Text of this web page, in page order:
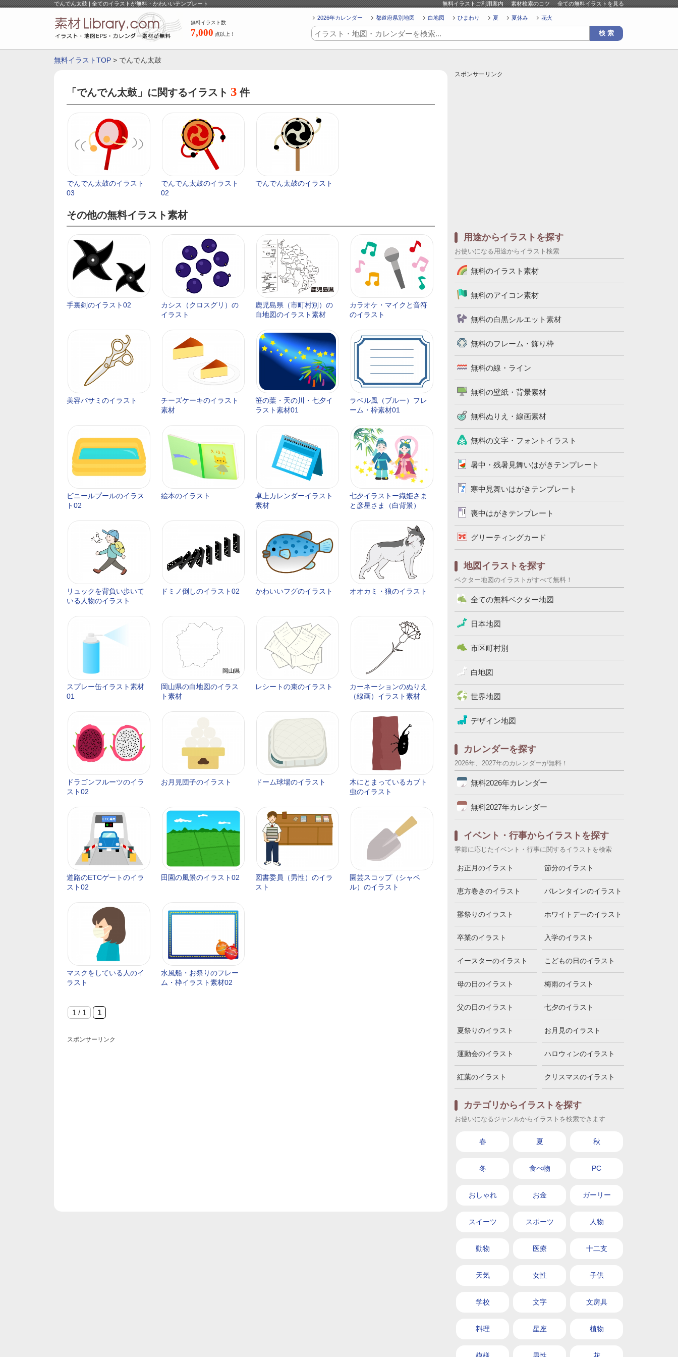
でんでん太鼓 | 全てのイラストが無料・かわいいテンプレート 無料イラストご利用案内 素材検索のコツ 全ての無料イラストを見る
無料イラスト数
7,000 点以上！
2026年カレンダー 都道府県別地図 白地図 ひまわり 夏 夏休み 花火
無料イラストTOP > でんでん太鼓
「でんでん太鼓」に関するイラスト 3 件
でんでん太鼓のイラスト
03
でんでん太鼓のイラスト
02
でんでん太鼓のイラスト
その他の無料イラスト素材
手裏剣のイラスト02
カシス（クロスグリ）の
イラスト
鹿児島県（市町村別）の
白地図のイラスト素材
カラオケ・マイクと音符
のイラスト
美容バサミのイラスト
チーズケーキのイラスト
素材
笹の葉・天の川・七夕イ
ラスト素材01
ラベル風（ブルー）フレ
ーム・枠素材01
ビニールプールのイラス
ト02
絵本のイラスト
卓上カレンダーイラスト
素材
七夕イラストー織姫さま
と彦星さま（白背景）
リュックを背負い歩いて
いる人物のイラスト
ドミノ倒しのイラスト02 かわいいフグのイラスト オオカミ・狼のイラスト
スプレー缶イラスト素材
01
岡山県の白地図のイラス
ト素材
レシートの束のイラスト
カーネーションのぬりえ
（線画）イラスト素材
ドラゴンフルーツのイラ
スト02
お月見団子のイラスト ドーム球場のイラスト
木にとまっているカブト
虫のイラスト
道路のETCゲートのイラ
スト02
田園の風景のイラスト02
図書委員（男性）のイラ
スト
園芸スコップ（シャベ
ル）のイラスト
マスクをしている人のイ
ラスト
水風船・お祭りのフレー
ム・枠イラスト素材02
1 / 1 1
スポンサーリンク
スポンサーリンク
用途からイラストを探す
お使いになる用途からイラスト検索
無料のイラスト素材
無料のアイコン素材
無料の白黒シルエット素材
無料のフレーム・飾り枠
無料の線・ライン
無料の壁紙・背景素材
無料ぬりえ・線画素材
無料の文字・フォントイラスト
暑中・残暑見舞いはがきテンプレート
寒中見舞いはがきテンプレート
喪中はがきテンプレート
グリーティングカード
地図イラストを探す
ベクター地図のイラストがすべて無料！
全ての無料ベクター地図
日本地図
市区町村別
白地図
世界地図
デザイン地図
カレンダーを探す
2026年、2027年のカレンダーが無料！
無料2026年カレンダー
無料2027年カレンダー
イベント・行事からイラストを探す
季節に応じたイベント・行事に関するイラストを検索
お正月のイラスト 節分のイラスト
恵方巻きのイラスト バレンタインのイラスト
雛祭りのイラスト ホワイトデーのイラスト
卒業のイラスト 入学のイラスト
イースターのイラスト こどもの日のイラスト
母の日のイラスト 梅雨のイラスト
父の日のイラスト 七夕のイラスト
夏祭りのイラスト お月見のイラスト
運動会のイラスト ハロウィンのイラスト
紅葉のイラスト クリスマスのイラスト
カテゴリからイラストを探す
お使いになるジャンルからイラストを検索できます
春 夏 秋
冬 食べ物 PC
おしゃれ お金 ガーリー
スイーツ スポーツ 人物
動物 医療 十二支
天気 女性 子供
学校 文字 文房具
料理 星座 植物